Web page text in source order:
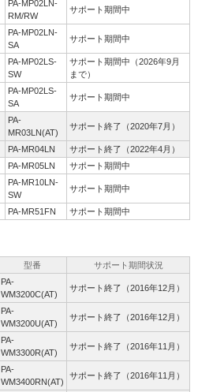
PA-MP02LN-
RM/RW
サポート期間中
PA-MP02LN-
SA
サポート期間中
PA-MP02LS-
SW
サポート期間中（2026年9月
まで）
PA-MP02LS-
SA
サポート期間中
PA-
MR03LN(AT)
サポート終了（2020年7月）
PA-MR04LN
サポート終了（2022年4月）
PA-MR05LN サポート期間中
PA-MR10LN-
SW
サポート期間中
PA-MR51FN サポート期間中
型番 サポート期間状況
PA-
WM3200C(AT)
サポート終了（2016年12月）
PA-
WM3200U(AT)
サポート終了（2016年12月）
PA-
WM3300R(AT)
サポート終了（2016年11月）
PA-
WM3400RN(AT)
サポート終了（2016年11月）